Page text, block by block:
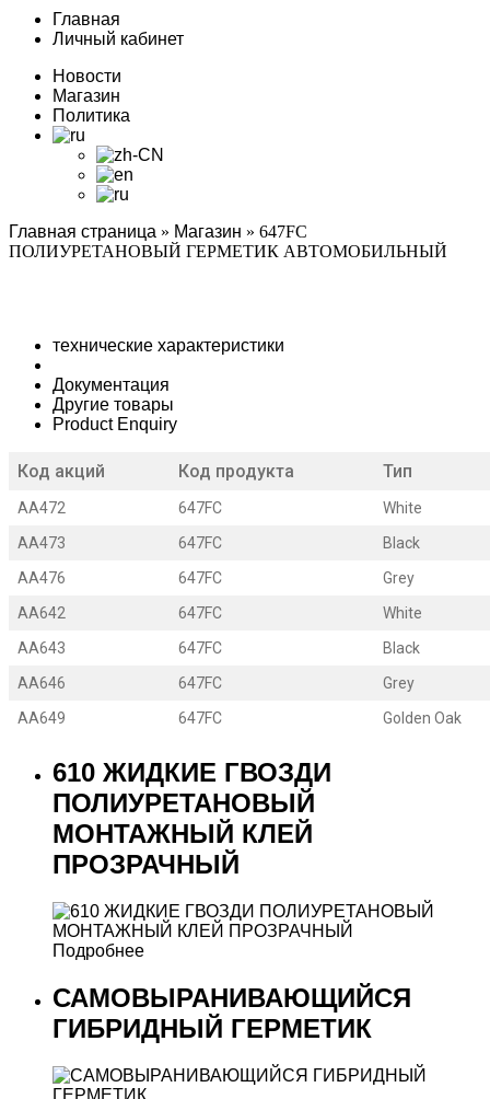
Главная
Личный кабинет
Новости
Магазин
Политика
Главная страница » Магазин » 647FC
ПОЛИУРЕТАНОВЫЙ ГЕРМЕТИК АВТОМОБИЛЬНЫЙ
технические характеристики
Документация
Другие товары
Product Enquiry
Код акций Код продукта Тип
AA472 647FC
White
AA473
647FC
Black
AA476
647FC
Grey
AA642
647FC
White
AA643
647FC
Black
AA646
647FC
Grey
AA649
647FC Golden Oak
610 ЖИДКИЕ ГВОЗДИ
ПОЛИУРЕТАНОВЫЙ
МОНТАЖНЫЙ КЛЕЙ
ПРОЗРАЧНЫЙ
Подробнее
САМОВЫРАНИВАЮЩИЙСЯ
ГИБРИДНЫЙ ГЕРМЕТИК